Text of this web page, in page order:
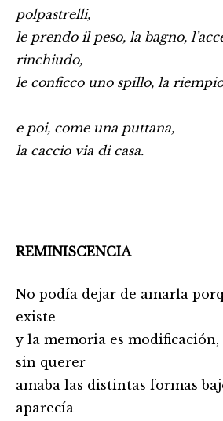
polpastrelli,
le prendo il peso, la bagno,
rinchiudo,
le conficco uno spillo, la
e poi, come una puttana,
la caccio via di casa.
REMINISCENCIA
No podía dejar de amarla
existe
y la memoria es modificación,
sin querer
amaba las distintas formas
aparecía